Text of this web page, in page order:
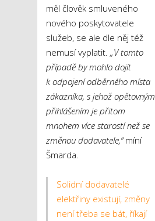
měl člověk smluveného
nového poskytovatele
služeb, se ale dle něj též
nemusí vyplatit. „V tomto
případě by mohlo dojít
k odpojení odběrného místa
zákazníka, s jehož opětovným
přihlášením je přitom
mnohem více starostí než se
změnou dodavatele,“míní
Šmarda.
Solidní dodavatelé
elektřiny existují, změny
není třeba se bát, říkají